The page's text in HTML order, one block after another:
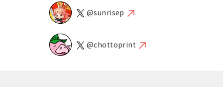
@sunrisep
@chottoprint